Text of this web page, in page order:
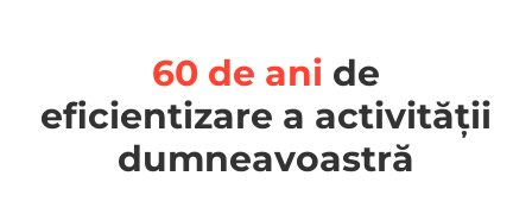
60 de ani de
eficientizare a activității
dumneavoastră